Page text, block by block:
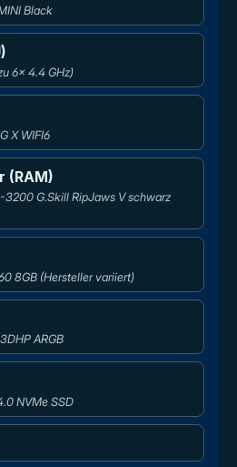
Black
6x 4.4 GHz)
X WIFI6
(RAM)
3200 G.Skill RipJaws V schwarz
8GB (Hersteller variiert)
ARGB
NVMe SSD